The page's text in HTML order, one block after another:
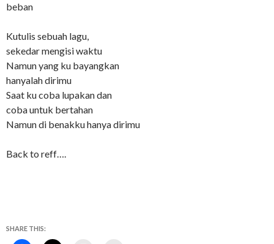
beban
Kutulis sebuah lagu,
sekedar mengisi waktu
Namun yang ku bayangkan
hanyalah dirimu
Saat ku coba lupakan dan
coba untuk bertahan
Namun di benakku hanya dirimu
Back to reff….
SHARE THIS: